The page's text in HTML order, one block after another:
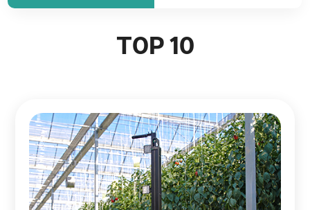
TOP 10